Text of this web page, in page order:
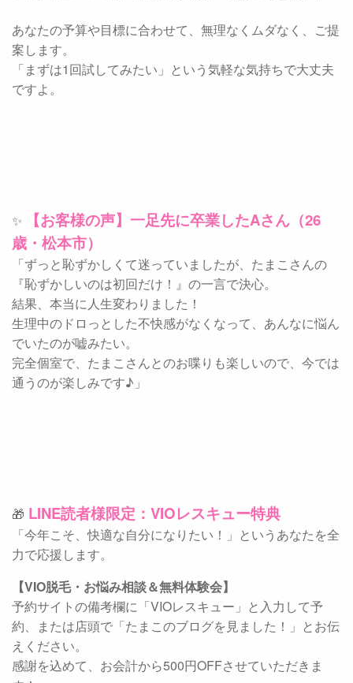
あなたの予算や目標に合わせて、無理なくムダなく、ご提
案します。
「まずは1回試してみたい」という気軽な気持ちで大丈夫
ですよ。
✨
【お客様の声】一足先に卒業したAさん（26
歳・松本市）
「ずっと恥ずかしくて迷っていましたが、たまこさんの
『恥ずかしいのは初回だけ！』の一言で決心。
結果、本当に人生変わりました！
生理中のドロっとした不快感がなくなって、あんなに悩ん
でいたのが嘘みたい。
完全個室で、たまこさんとのお喋りも楽しいので、今では
通うのが楽しみです♪」
🎁 LINE読者様限定：VIOレスキュー特典
「今年こそ、快適な自分になりたい！」というあなたを全
力で応援します。
【VIO脱毛・お悩み相談＆無料体験会】
予約サイトの備考欄に「VIOレスキュー」と入力して予
約、または店頭で「たまこのブログを見ました！」とお伝
えください。
感謝を込めて、お会計から500円OFFさせていただきま